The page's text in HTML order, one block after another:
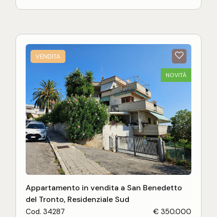
di riscaldamento autonomo e impianto elettrico a
ampi spazi interni, centralità e luminosità.
Riepilogo dimensioni:
VENDITA
NOVITÀ
Appartamento in vendita a San Benedetto
del Tronto, Residenziale Sud
Cod. 34287 € 350.000